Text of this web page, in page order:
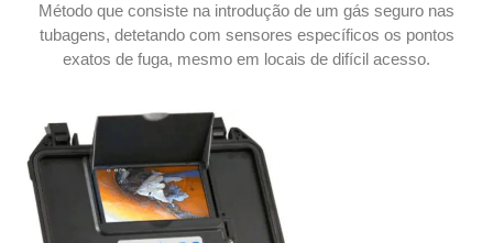
Método que consiste na introdução de um gás seguro nas
tubagens, detetando com sensores específicos os pontos
exatos de fuga, mesmo em locais de difícil acesso.